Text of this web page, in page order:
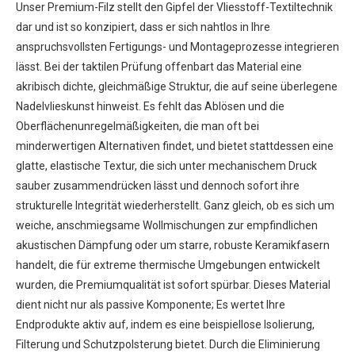
Unser Premium-Filz stellt den Gipfel der Vliesstoff-Textiltechnik
dar und ist so konzipiert, dass er sich nahtlos in Ihre
anspruchsvollsten Fertigungs- und Montageprozesse integrieren
lässt. Bei der taktilen Prüfung offenbart das Material eine
akribisch dichte, gleichmäßige Struktur, die auf seine überlegene
Nadelvlieskunst hinweist. Es fehlt das Ablösen und die
Oberflächenunregelmäßigkeiten, die man oft bei
minderwertigen Alternativen findet, und bietet stattdessen eine
glatte, elastische Textur, die sich unter mechanischem Druck
sauber zusammendrücken lässt und dennoch sofort ihre
strukturelle Integrität wiederherstellt. Ganz gleich, ob es sich um
weiche, anschmiegsame Wollmischungen zur empfindlichen
akustischen Dämpfung oder um starre, robuste Keramikfasern
handelt, die für extreme thermische Umgebungen entwickelt
wurden, die Premiumqualität ist sofort spürbar. Dieses Material
dient nicht nur als passive Komponente; Es wertet Ihre
Endprodukte aktiv auf, indem es eine beispiellose Isolierung,
Filterung und Schutzpolsterung bietet. Durch die Eliminierung